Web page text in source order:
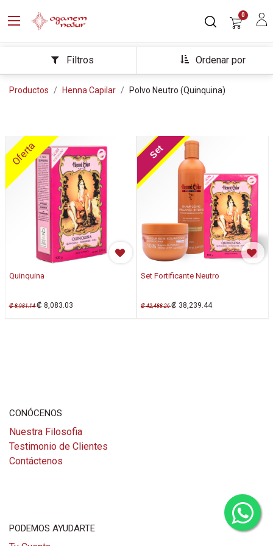
0
Ordenar por
Filtros
Productos Henna Capilar Polvo Neutro (Quinquina)
Oferta
Quinquina
₡8,981.14 ₡ 8,083.03
Oferta
Set Fortificante Neutro
₡42,488.26 ₡ 38,239.44
Set
CONÓCENOS
Nuestra Filosofia
Testimonio de Clientes
Contáctenos
PODEMOS AYUDARTE